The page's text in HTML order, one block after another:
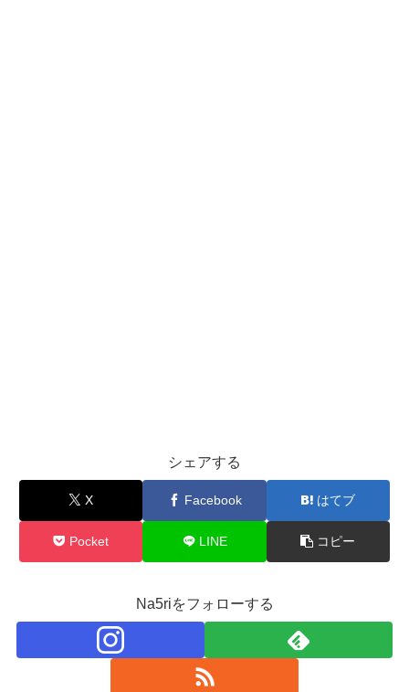
シェアする
X Facebook はてブ
Pocket LINE コピー
Na5riをフォローする